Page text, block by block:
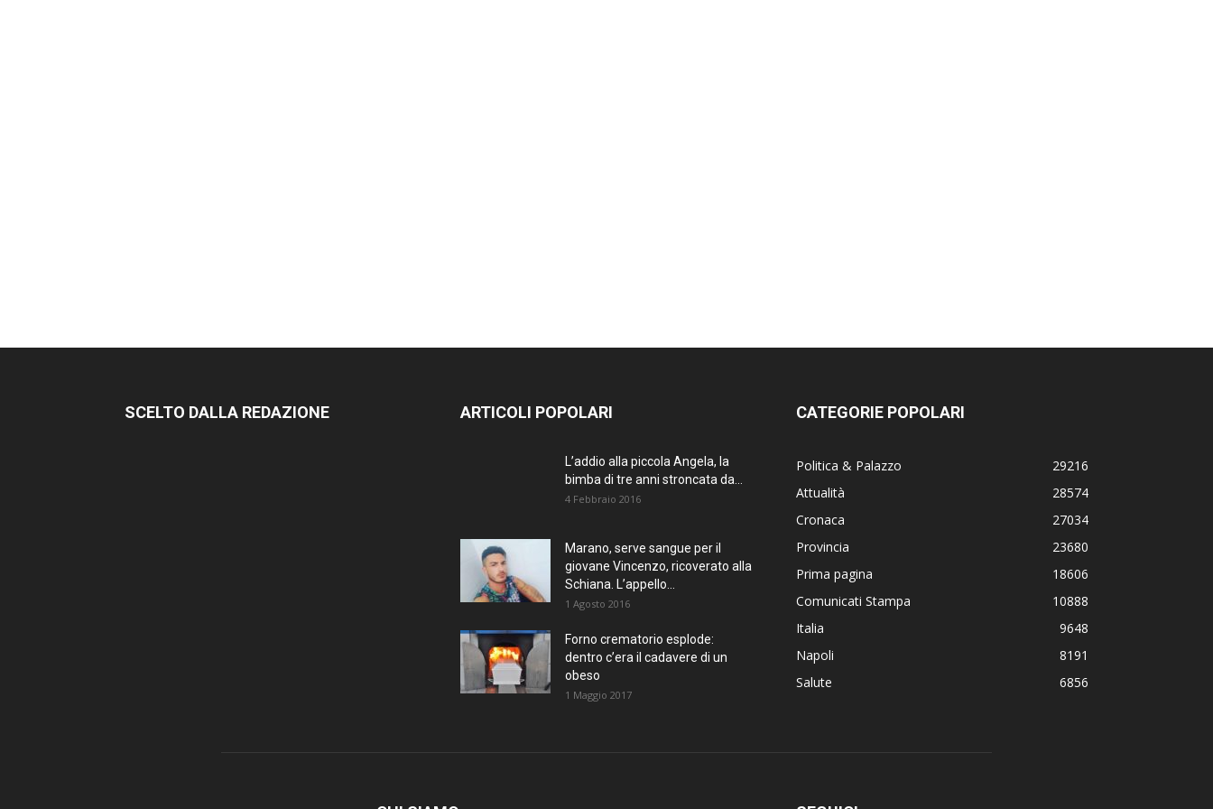
SCELTO DALLA REDAZIONE ARTICOLI POPOLARI
L’addio alla piccola Angela, la
bimba di tre anni stroncata da...
4 Febbraio 2016
Marano, serve sangue per il
giovane Vincenzo, ricoverato alla
Schiana. L’appello...
1 Agosto 2016
Forno crematorio esplode:
dentro c’era il cadavere di un
obeso
1 Maggio 2017
CATEGORIE POPOLARI
Politica & Palazzo
29216
Attualità
28574
Cronaca
27034
Provincia
23680
Prima pagina
18606
Comunicati Stampa
10888
Italia
9648
Napoli
8191
Salute
6856